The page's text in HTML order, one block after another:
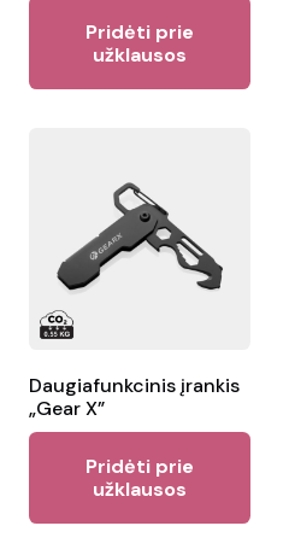
Pridėti prie
užklausos
Daugiafunkcinis įrankis
„Gear X”
Pridėti prie
užklausos